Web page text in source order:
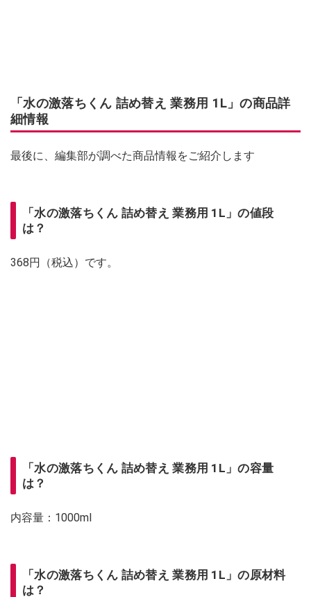
「水の激落ちくん 詰め替え 業務用 1L」の商品詳
細情報
最後に、編集部が調べた商品情報をご紹介します
「水の激落ちくん 詰め替え 業務用 1L」の値段
は？
368円（税込）です。
「水の激落ちくん 詰め替え 業務用 1L」の容量
は？
内容量：1000ml
「水の激落ちくん 詰め替え 業務用 1L」の原材料
は？